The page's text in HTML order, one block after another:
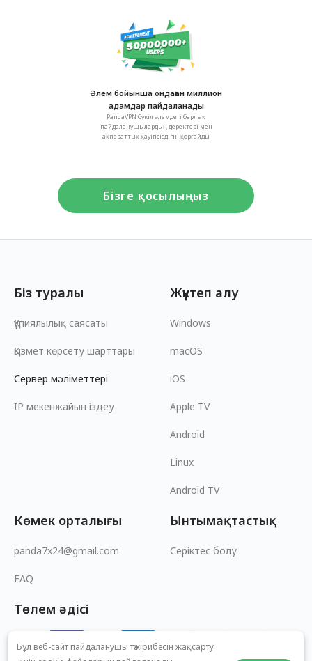
Әлем бойынша ондаған миллион
адамдар пайдаланады
PandaVPN бүкіл әлемдегі барлық
пайдаланушылардың деректері мен
ақпараттық қауіпсіздігін қорғайды
Бізге қосылыңыз
Біз туралы
Құпиялылық саясаты
Қызмет көрсету шарттары
Сервер мәліметтері
IP мекенжайын іздеу
Жүктеп алу
Windows
macOS
iOS
Apple TV
Android
Linux
Android TV
Көмек орталығы
panda7x24@gmail.com
FAQ
Ынтымақтастық
Серіктес болу
Төлем әдісі
Бұл веб-сайт пайдаланушы тәжірибесін жақсарту